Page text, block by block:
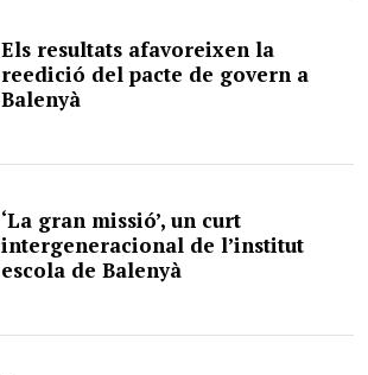
Els resultats afavoreixen la
reedició del pacte de govern a
Balenyà
‘La gran missió’, un curt
intergeneracional de l’institut
escola de Balenyà